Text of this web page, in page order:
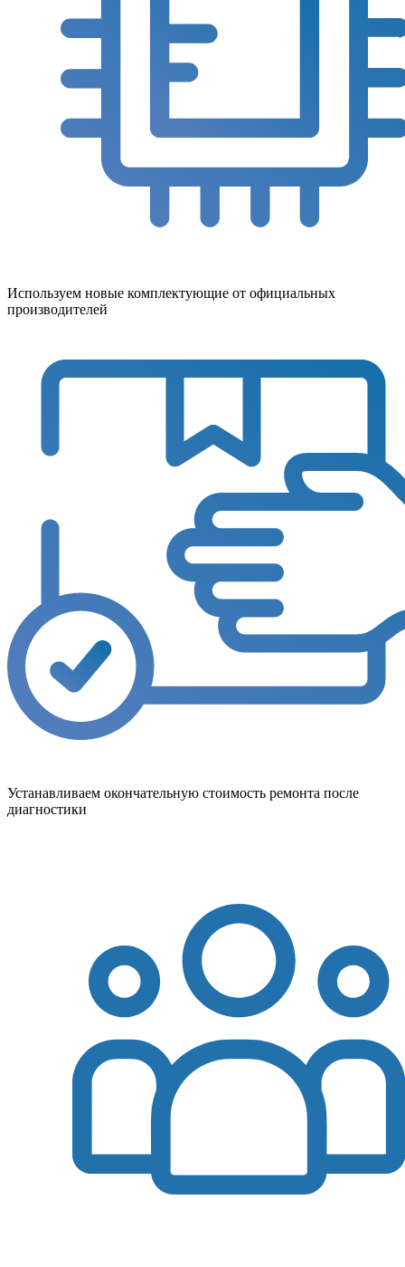
Используем новые комплектующие от официальных
производителей
Устанавливаем окончательную стоимость ремонта после
диагностики